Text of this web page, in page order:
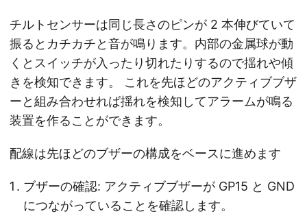
チルトセンサーは同じ長さのピンが 2 本伸びていて
振るとカチカチと音が鳴ります。内部の金属球が動
くとスイッチが入ったり切れたりするので揺れや傾
きを検知できます。 これを先ほどのアクティブブザ
ーと組み合わせれば揺れを検知してアラームが鳴る
装置を作ることができます。
配線は先ほどのブザーの構成をベースに進めます
ブザーの確認: アクティブブザーが GP15 と GND
につながっていることを確認します。